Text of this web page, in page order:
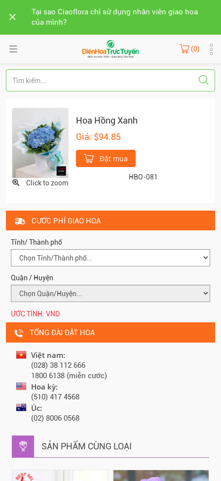
Tại sao Ciaoflora chỉ sử dụng nhân viên giao hoa
của mình?
(0)
Click to zoom
Hoa Hồng Xanh
Giá: $94.85
Đặt mua
HBO-081
CƯỚC PHÍ GIAO HOA
Tỉnh/ Thành phố
Quận / Huyện
ƯỚC TÍNH: VND
TỔNG ĐÀI ĐẶT HOA
Việt nam:
(028) 38 112 666
1800 6138 (miễn cước)
Hoa kỳ:
(510) 417 4568
Úc:
(02) 8006 0568
SẢN PHẨM CÙNG LOẠI